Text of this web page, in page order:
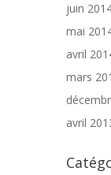
juin
mai
avril
mars
avril